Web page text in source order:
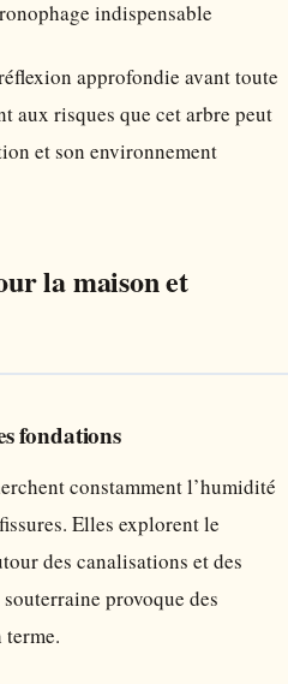
indispensable
approfondie avant toute
aux risques que cet arbre peut
et son environnement
la maison et
fondations
constamment l’humidité
Elles explorent le
des canalisations et des
provoque des
terme.